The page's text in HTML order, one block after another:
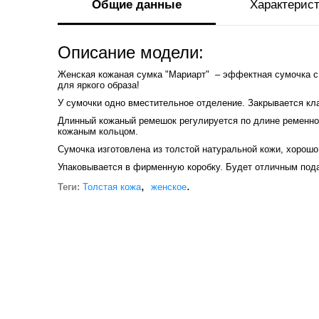
Общие данные
Описание модели:
Женская кожаная сумка "Мариарт" – эффектная сумочка
для яркого образа!
У сумочки одно вместительное отделение. Закрывается
Длинный кожаный ремешок регулируется по длине
кожаным кольцом.
Сумочка изготовлена из толстой натуральной кожи,
Упаковывается в фирменную коробку. Будет отличным
Теги: Толстая кожа, женское.